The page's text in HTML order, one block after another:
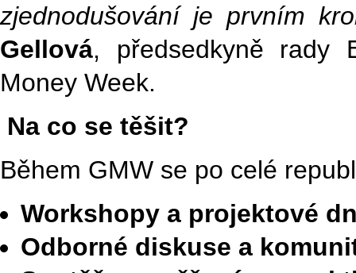
zjednodušování je prvním
Gellová, předsedkyně rady
Money Week.
Na co se těšit?
Během GMW se po celé
Workshopy a projektové
Odborné diskuse a